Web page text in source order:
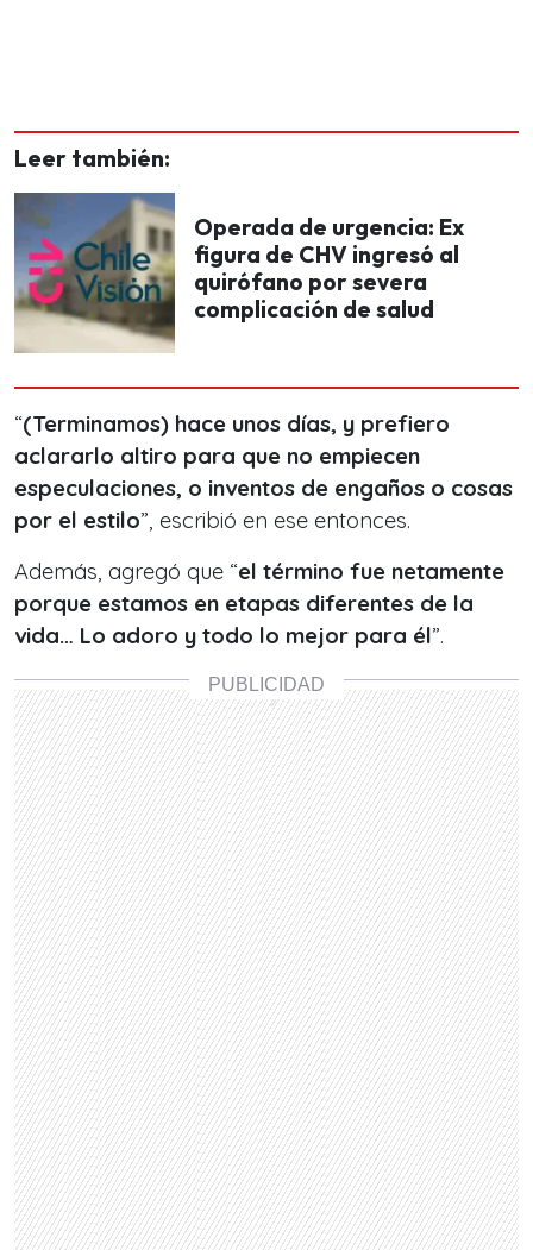
Leer también:
Operada de urgencia: Ex
figura de CHV ingresó al
quirófano por severa
complicación de salud
“(Terminamos) hace unos días, y prefiero
aclararlo altiro para que no empiecen
especulaciones, o inventos de engaños o cosas
por el estilo”, escribió en ese entonces.
Además, agregó que “el término fue netamente
porque estamos en etapas diferentes de la
vida… Lo adoro y todo lo mejor para él”.